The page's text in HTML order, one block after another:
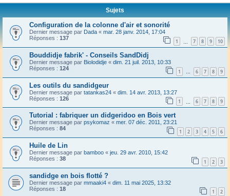
r
e
Sujets
Configuration de la colonne d'air et sonorité
Dernier message par Dada « mar. 28 janv. 2014, 17:04
Réponses : 137 1 7 8 9 10
Bouddidje fabrik' - Conseils SandDidj
Dernier message par Biolodidje « dim. 21 juil. 2013, 10:33
Réponses : 124 1 … 6 7 8 9
Les outils du sandidgeur
Dernier message par tatankas24 « dim. 14 avr. 2013, 13:27
Réponses : 126 1 6 7 8 9
Tutorial : fabriquer un didgeridoo en Bois vert
Dernier message par psykomaz « mer. 07 déc. 2011, 23:21
Réponses : 84 1 2 3 4 5 6
Huile de Lin
Dernier message par bamboo « jeu. 29 avr. 2010, 15:42
Réponses : 38 1 2 3
sandidge en bois flotté ?
Dernier message par mmaaki4 « dim. 11 mai 2025, 13:32
Réponses : 18 1 2